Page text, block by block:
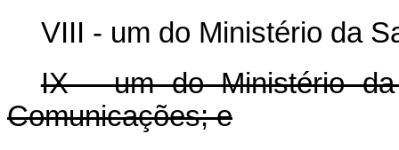
VIII - um do Ministério da
IX - um do Ministério da
Comunicações; e